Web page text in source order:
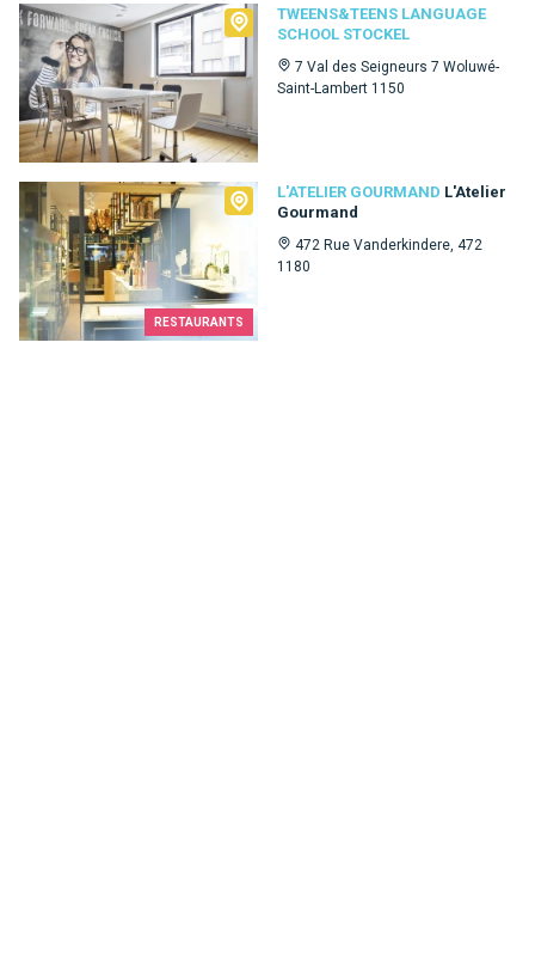
TWEENS&TEENS LANGUAGE
SCHOOL STOCKEL
7 Val des Seigneurs 7 Woluwé-
Saint-Lambert 1150
Tweens&Teens language school Stockel
RESTAURANTS
L'ATELIER GOURMAND L'Atelier
Gourmand
472 Rue Vanderkindere, 472
1180
L'Atelier Gourmand